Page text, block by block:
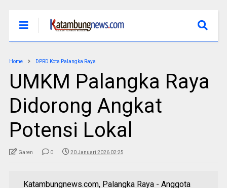
Home DPRD Kota Palangka Raya
UMKM Palangka Raya
Didorong Angkat
Potensi Lokal
Garen 0 20 Januari 2026 02:25
Katambungnews.com, Palangka Raya - Anggota